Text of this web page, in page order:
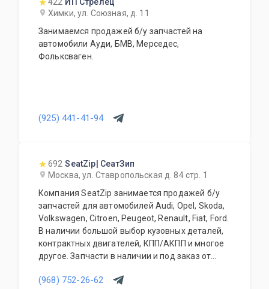
Химки, ул. Союзная, д. 11
Занимаемся продажей б/у запчастей на
автомобили Ауди, БМВ, Мерседес,
Фольксваген.
(925) 441-41-94
692 SeatZip| СеатЗип
Москва, ул. Ставропольская д. 84 стр. 1
Компания SeatZip занимается продажей б/у
запчастей для автомобилей Audi, Opel, Skoda,
Volkswagen, Citroen, Peugeot, Renault, Fiat, Ford.
В наличии большой выбор кузовных деталей,
контрактных двигателей, КПП/АКПП и многое
другое. Запчасти в наличии и под заказ от
(968) 752-26-62